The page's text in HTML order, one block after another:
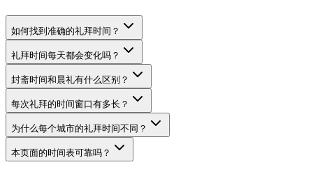
如何找到准确的礼拜时间？
礼拜时间每天都会变化吗？
封斋时间和晨礼有什么区别？
每次礼拜的时间窗口有多长？
为什么每个城市的礼拜时间不同？
本页面的时间表可靠吗？